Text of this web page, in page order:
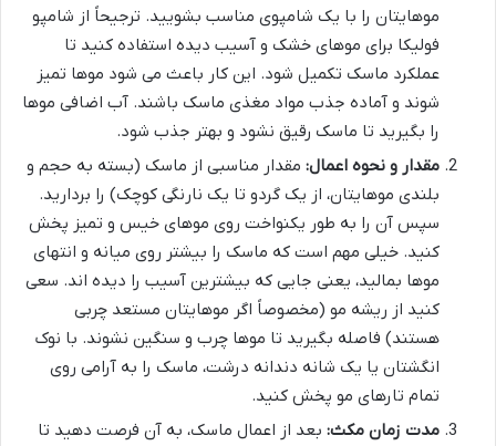
موهایتان را با یک شامپوی مناسب بشویید. ترجیحاً از شامپو
فولیکا برای موهای خشک و آسیب دیده استفاده کنید تا
عملکرد ماسک تکمیل شود. این کار باعث می شود موها تمیز
شوند و آماده جذب مواد مغذی ماسک باشند. آب اضافی موها
را بگیرید تا ماسک رقیق نشود و بهتر جذب شود.
مقدار و نحوه اعمال: مقدار مناسبی از ماسک (بسته به حجم و
بلندی موهایتان، از یک گردو تا یک نارنگی کوچک) را بردارید.
سپس آن را به طور یکنواخت روی موهای خیس و تمیز پخش
کنید. خیلی مهم است که ماسک را بیشتر روی میانه و انتهای
موها بمالید، یعنی جایی که بیشترین آسیب را دیده اند. سعی
کنید از ریشه مو (مخصوصاً اگر موهایتان مستعد چربی
هستند) فاصله بگیرید تا موها چرب و سنگین نشوند. با نوک
انگشتان یا یک شانه دندانه درشت، ماسک را به آرامی روی
تمام تارهای مو پخش کنید.
مدت زمان مکث: بعد از اعمال ماسک، به آن فرصت دهید تا